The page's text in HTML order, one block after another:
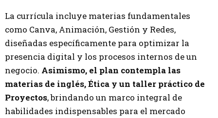
La currícula incluye materias fundamentales
como Canva, Animación, Gestión y Redes,
diseñadas específicamente para optimizar la
presencia digital y los procesos internos de un
negocio. Asimismo, el plan contempla las
materias de inglés, Ética y un taller práctico de
Proyectos, brindando un marco integral de
habilidades indispensables para el mercado